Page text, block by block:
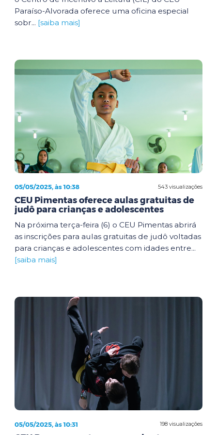
Paraíso-Alvorada oferece uma oficina especial
sobr... [saiba mais]
543 visualizações
05/05/2025, às 10:38
CEU Pimentas oferece aulas gratuitas de
judô para crianças e adolescentes
Na próxima terça-feira (6) o CEU Pimentas abrirá
as inscrições para aulas gratuitas de judô voltadas
para crianças e adolescentes com idades entre...
[saiba mais]
198 visualizações
05/05/2025, às 10:31